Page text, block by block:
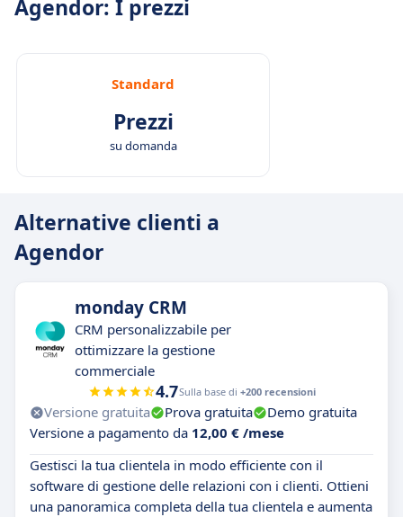
Agendor: I prezzi
Standard
Prezzi
su domanda
Alternative clienti a
Agendor
monday CRM
CRM personalizzabile per
ottimizzare la gestione
commerciale
4.7Sulla base di +200 recensioni
Versione gratuita Prova gratuita
Demo gratuita
Versione a pagamento da 12,00 € /mese
Gestisci la tua clientela in modo efficiente con il
software di gestione delle relazioni con i clienti. Ottieni
una panoramica completa della tua clientela e aumenta